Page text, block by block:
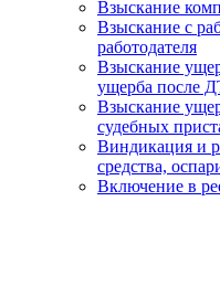
Взыскание
Взыскание с
работодателя
Взыскание
ущерба после
Взыскание
судебных
Виндикация и
средства,
Включение в